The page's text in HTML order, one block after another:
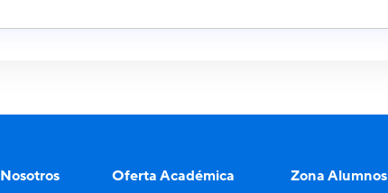
Nosotros Oferta Académica Zona Alumnos